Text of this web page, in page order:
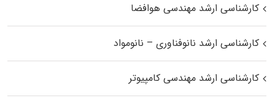
کارشناسی ارشد مهندسی هوافضا
کارشناسی ارشد نانوفناوری – نانومواد
کارشناسی ارشد مهندسی کامپیوتر